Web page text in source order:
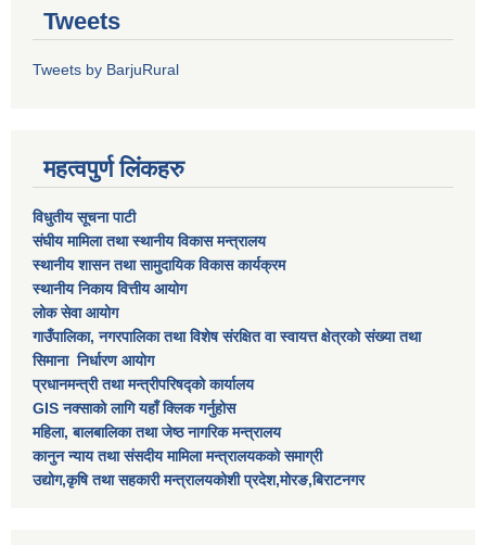
Tweets
Tweets by BarjuRural
महत्वपुर्ण लिंकहरु
विधुतीय सूचना पाटी
संघीय मामिला तथा स्थानीय विकास मन्त्रालय
स्थानीय शासन तथा सामुदायिक विकास कार्यक्रम
स्थानीय निकाय वित्तीय आयोग
लोक सेवा आयोग
गाउँपालिका, नगरपालिका तथा विशेष स‌ंरक्षित वा स्वायत्त क्षेत्रकाे स‌ंख्या तथा
सिमाना निर्धारण आयाेग
प्रधानमन्त्री तथा मन्त्रीपरिषद्को कार्यालय
GIS नक्साको लागि यहाँ क्लिक गर्नुहोस
महिला, बालबालिका तथा जेष्ठ नागरिक मन्त्रालय
कानुन न्याय तथा संसदीय मामिला मन्त्रालयकको समाग्री
उद्योग,कृषि तथा सहकारी मन्त्रालयकोशी प्रदेश,मोरङ,बिराटनगर